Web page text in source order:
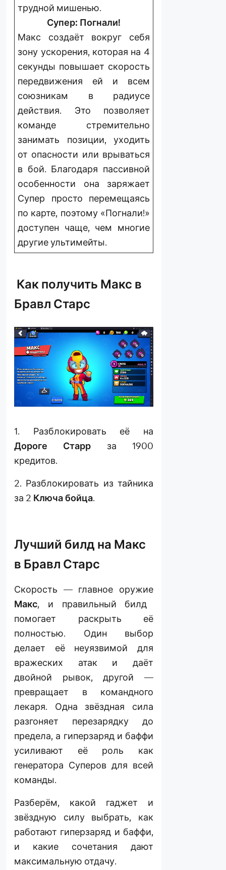
трудной мишенью.
Супер: Погнали!
Макс создаёт вокруг себя
зону ускорения, которая на 4
секунды повышает скорость
передвижения ей и всем
союзникам в радиусе
действия. Это позволяет
команде стремительно
занимать позиции, уходить
от опасности или врываться
в бой. Благодаря пассивной
особенности она заряжает
Супер просто перемещаясь
по карте, поэтому «Погнали!»
доступен чаще, чем многие
другие ультимейты.
Как получить Макс в
Бравл Старс
1. Разблокировать её на
Дороге Старр за 1900
кредитов.
2. Разблокировать из тайника
за 2 Ключа бойца.
Лучший билд на Макс
в Бравл Старс
Скорость — главное оружие
Макс, и правильный билд
помогает раскрыть её
полностью. Один выбор
делает её неуязвимой для
вражеских атак и даёт
двойной рывок, другой —
превращает в командного
лекаря. Одна звёздная сила
разгоняет перезарядку до
предела, а гиперзаряд и баффи
усиливают её роль как
генератора Суперов для всей
команды.
Разберём, какой гаджет и
звёздную силу выбрать, как
работают гиперзаряд и баффи,
и какие сочетания дают
максимальную отдачу.